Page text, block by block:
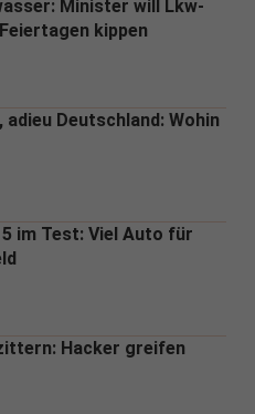
Minister will Lkw-
kippen
Deutschland: Wohin
5 im Test: Viel Auto für
Hacker greifen